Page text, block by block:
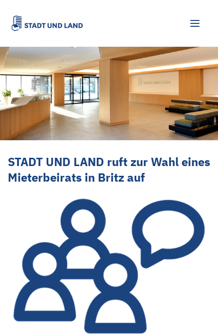
STADT UND LAND ruft zur Wahl eines
STADT UND LAND ruft zur Wahl eines
Mieterbeirats in Britz auf